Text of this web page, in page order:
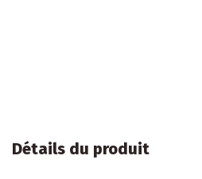
Détails du produit